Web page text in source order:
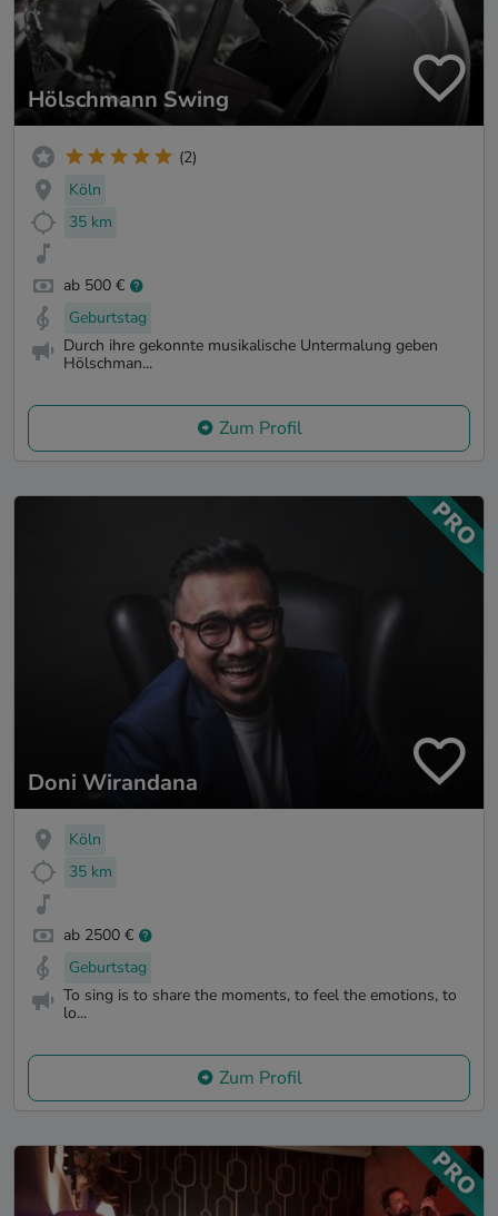
Hölschmann Swing
(2)
Köln
35 km
ab 500 €
Geburtstag
Durch ihre gekonnte musikalische Untermalung geben
Hölschman...
Zum Profil
Doni Wirandana
Köln
35 km
ab 2500 €
Geburtstag
To sing is to share the moments, to feel the emotions, to
lo...
Zum Profil